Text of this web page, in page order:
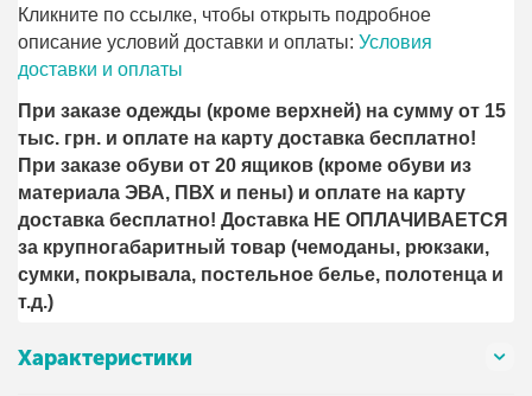
Кликните по ссылке, чтобы открыть подробное
описание условий доставки и оплаты:Условия
доставки и оплаты
При заказе одежды (кроме верхней) на сумму от 15
тыс. грн. и оплате на карту доставка бесплатно!
При заказе обуви от 20 ящиков (кроме обуви из
материала ЭВА, ПВХ и пены) и оплате на карту
доставка бесплатно! Доставка НЕ ОПЛАЧИВАЕТСЯ
за крупногабаритный товар (чемоданы, рюкзаки,
сумки, покрывала, постельное белье, полотенца и
т.д.)
Характеристики